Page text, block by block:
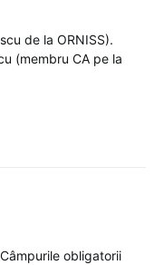
de la ORNISS).
(membru CA pe la
Câmpurile obligatorii